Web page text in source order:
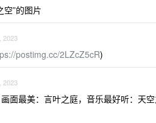
空”的图片
2023
postimg.cc/2LZcZ5cR)
2023
面最美：言叶之庭，音乐最好听：天